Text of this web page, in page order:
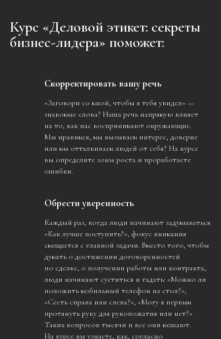
Курс «Деловой этикет: секреты
бизнес-лидера» поможет:
Скорректировать вашу речь
«Заговори со мной, чтобы я тебя увидел» —
знакомые слова? Наша речь напрямую влияет
на то, как нас воспринимают окружающие.
Мы нравимся, мы вызываем интерес, доверие
или мы отталкиваем людей от себя? На курсе
вы определите зоны роста и проработаете
ошибки.
Обрести уверенность
Каждый раз, когда люди начинают задумываться
«Как лучше поступить?», фокус внимания
смещается с главной задачи. Вместо того, чтобы
думать о достижении договоренностей
по сделке, о получении работы или контракта,
люди начинают суетиться и гадать: «Можно ли
положить мобильный телефон на стол?»,
«Сесть справа или слева?», «Могу я первым
протянуть руку для рукопожатия или нет?»
Таких вопросов тысячи и все они мешают.
На курсе вы узнаете, как, согласно